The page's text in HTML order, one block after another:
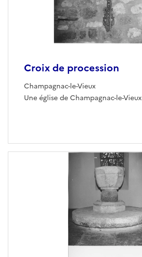
Croix de procession
Champagnac-le-Vieux
Une église de Champagnac-le-Vieux